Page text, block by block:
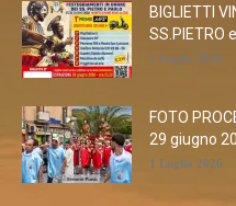
BIGLIETTI
SS.PIETRO
1 Luglio 2026
FOTO
29 giugno
1 Luglio 2026